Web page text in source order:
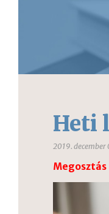
Heti
2019. december
Megosztás